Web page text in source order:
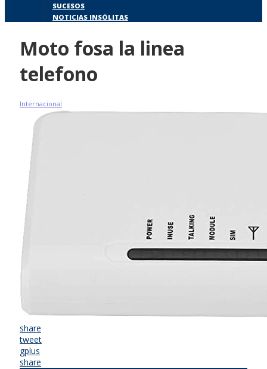
SUCESOS
NOTICIAS INSÓLITAS
Moto fosa la linea
telefono
Internacional
share
tweet
gplus
share